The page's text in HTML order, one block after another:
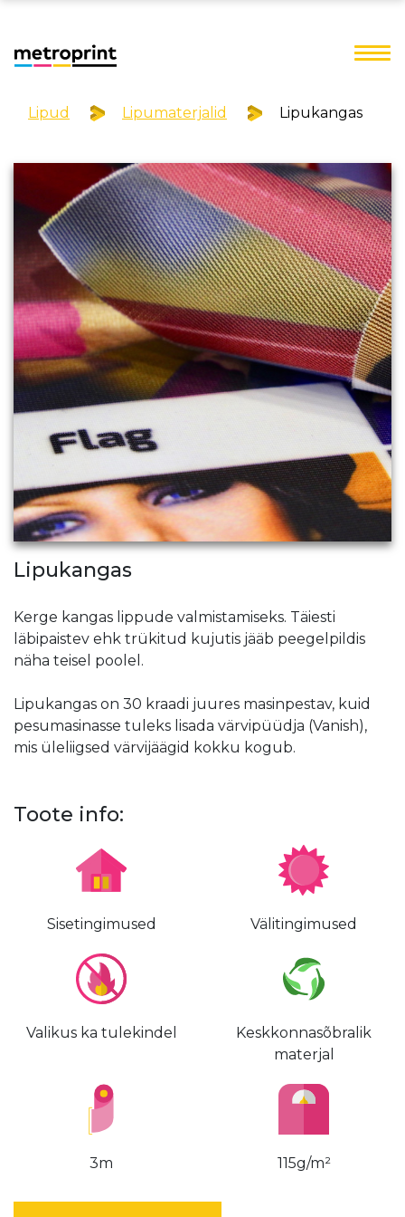
Lipud Lipumaterjalid Lipukangas
Lipukangas
Kerge kangas lippude valmistamiseks. Täiesti
läbipaistev ehk trükitud kujutis jääb peegelpildis
näha teisel poolel.
Lipukangas on 30 kraadi juures masinpestav, kuid
pesumasinasse tuleks lisada värvipüüdja (Vanish),
mis üleliigsed värvijäägid kokku kogub.
Toote info:
Sisetingimused Välitingimused
Valikus ka tulekindel
Keskkonnasõbralik
materjal
3m 115g/m²